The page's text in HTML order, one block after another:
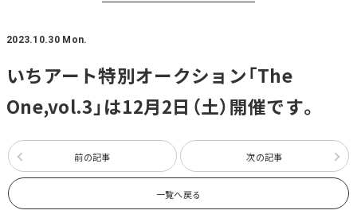
2023.10.30 Mon.
いちアート特別オークション「The
One,vol.3」は12月2日（土）開催です。
前の記事 次の記事
一覧へ戻る